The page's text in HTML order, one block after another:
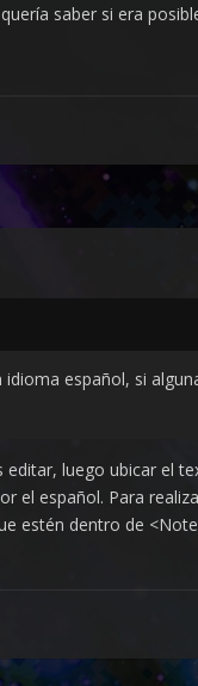
saber si era
español, si
luego ubicar el
el español. Para
estén dentro de